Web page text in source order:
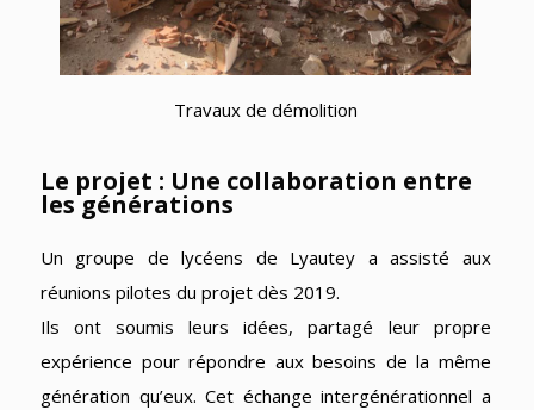
Travaux de démolition
Le projet : Une collaboration entre
les générations
Un groupe de lycéens de Lyautey a assisté aux
réunions pilotes du projet dès 2019.
Ils ont soumis leurs idées, partagé leur propre
expérience pour répondre aux besoins de la même
génération qu’eux. Cet échange intergénérationnel a